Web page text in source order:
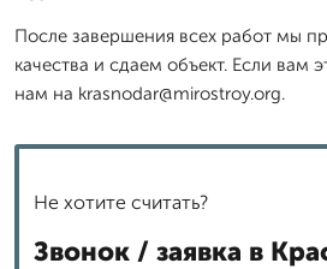
После завершения всех работ мы
качества и сдаем объект. Если вам
нам на krasnodar@mirostroy.org.
Не хотите считать?
Звонок / заявка в